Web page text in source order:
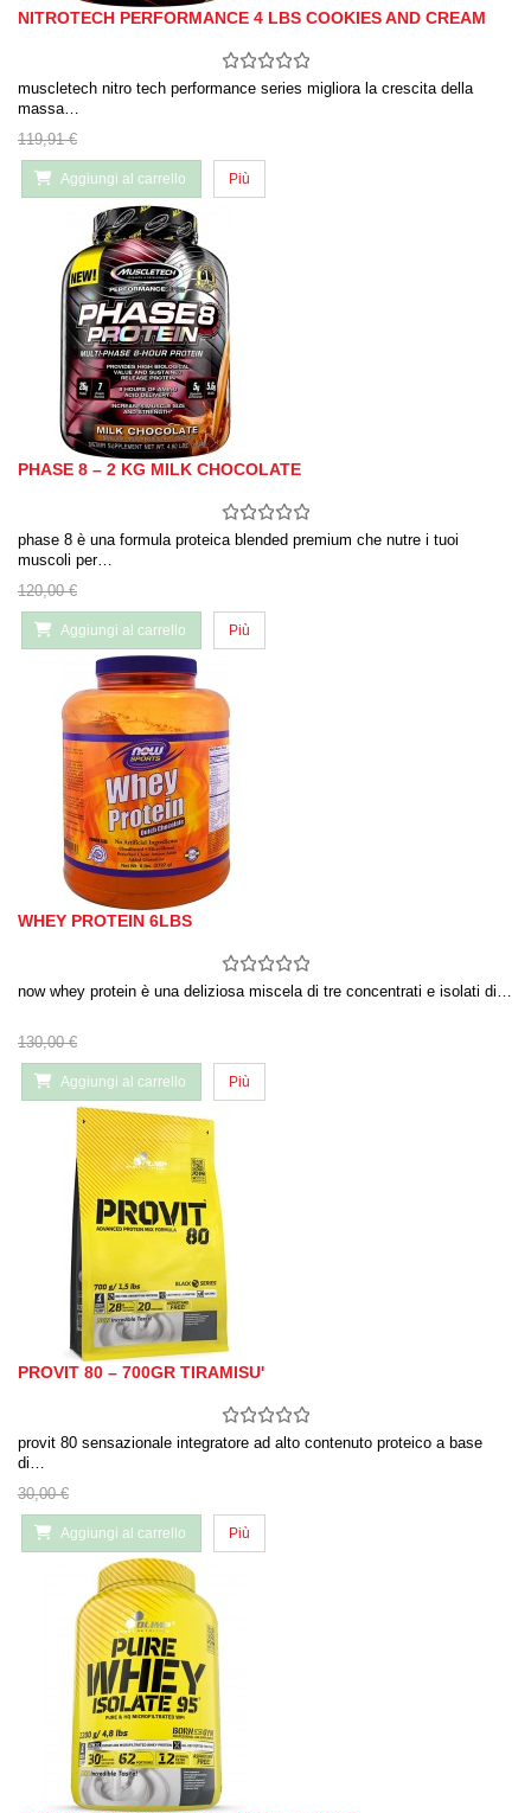
NITROTECH PERFORMANCE 4 LBS COOKIES AND CREAM
muscletech nitro tech performance series migliora la crescita della
massa…
119,91 €
Aggiungi al carrello Più
PHASE 8 – 2 KG MILK CHOCOLATE
phase 8 è una formula proteica blended premium che nutre i tuoi
muscoli per…
120,00 €
Aggiungi al carrello Più
WHEY PROTEIN 6LBS
now whey protein è una deliziosa miscela di tre concentrati e isolati di…
130,00 €
Aggiungi al carrello Più
PROVIT 80 – 700GR TIRAMISU'
provit 80 sensazionale integratore ad alto contenuto proteico a base
di…
30,00 €
Aggiungi al carrello Più